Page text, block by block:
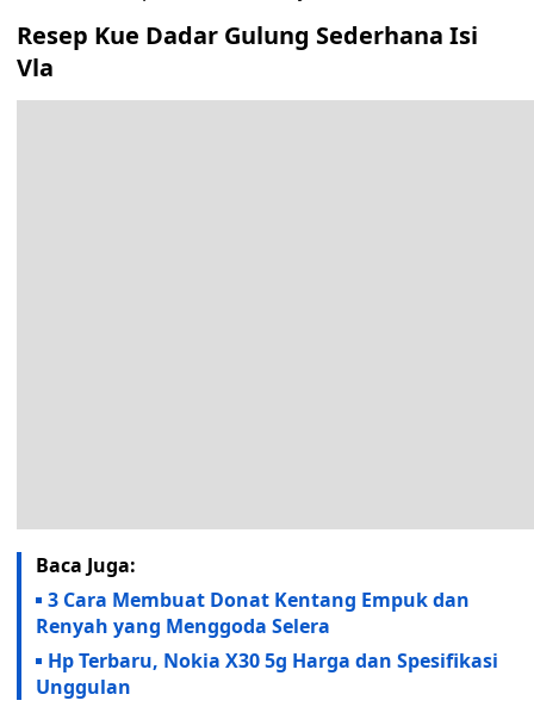
Resep Kue Dadar Gulung Sederhana Isi
Vla
Baca Juga:
3 Cara Membuat Donat Kentang Empuk dan
Renyah yang Menggoda Selera
Hp Terbaru, Nokia X30 5g Harga dan Spesifikasi
Unggulan